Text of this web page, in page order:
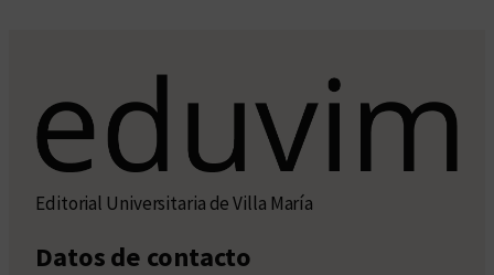
Editorial Universitaria de Villa María
Datos de contacto